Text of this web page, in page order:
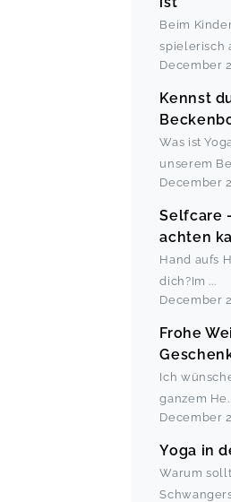
Beim
spielerisch
December
Kennst
Was ist
unserem Be
December
Selfcare
achten
Hand aufs
dich?Im ...
December
Frohe
Ich
ganzem He
December
Yoga in
Warum